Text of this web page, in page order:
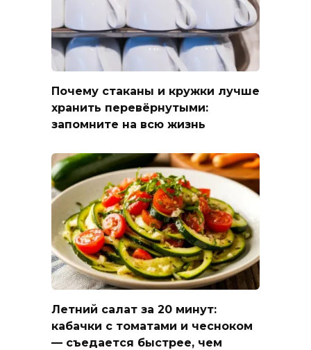
Почему стаканы и кружки лучше
хранить перевёрнутыми:
запомните на всю жизнь
Летний салат за 20 минут:
кабачки с томатами и чесноком
— съедается быстрее, чем